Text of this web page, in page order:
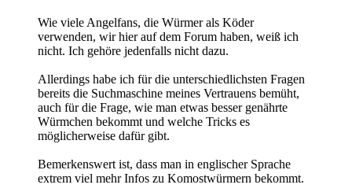
Wie viele Angelfans, die Würmer als Köder
verwenden, wir hier auf dem Forum haben, weiß ich
nicht. Ich gehöre jedenfalls nicht dazu.
Allerdings habe ich für die unterschiedlichsten Fragen
bereits die Suchmaschine meines Vertrauens bemüht,
auch für die Frage, wie man etwas besser genährte
Würmchen bekommt und welche Tricks es
möglicherweise dafür gibt.
Bemerkenswert ist, dass man in englischer Sprache
extrem viel mehr Infos zu Komostwürmern bekommt.